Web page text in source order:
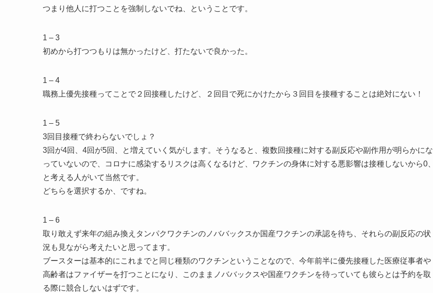
つまり他人に打つことを強制しないでね、ということです。
1 – 3
初めから打つつもりは無かったけど、打たないで良かった。
1 – 4
職務上優先接種ってことで２回接種したけど、２回目で死にかけたから３回目を接種することは絶対にない！
1 – 5
3回目接種で終わらないでしょ？
3回が4回、4回が5回、と増えていく気がします。そうなると、複数回接種に対する副反応や副作用が明らかにな
っていないので、コロナに感染するリスクは高くなるけど、ワクチンの身体に対する悪影響は接種しないから0、
と考える人がいて当然です。
どちらを選択するか、ですね。
1 – 6
取り敢えず来年の組み換えタンパクワクチンのノババックスか国産ワクチンの承認を待ち、それらの副反応の状
況も見ながら考えたいと思ってます。
ブースターは基本的にこれまでと同じ種類のワクチンということなので、今年前半に優先接種した医療従事者や
高齢者はファイザーを打つことになり、このままノババックスや国産ワクチンを待っていても彼らとは予約を取
る際に競合しないはずです。